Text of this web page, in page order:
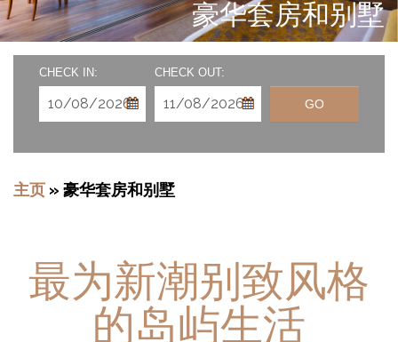
豪华套房和别墅
CHECK IN: CHECK OUT:
GO
主页 » 豪华套房和别墅
最为新潮别致风格
的岛屿生活